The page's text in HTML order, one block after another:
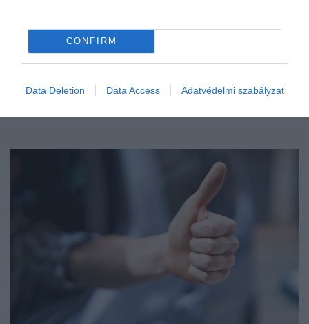
CONFIRM
Data Deletion Data Access Adatvédelmi szabályzat